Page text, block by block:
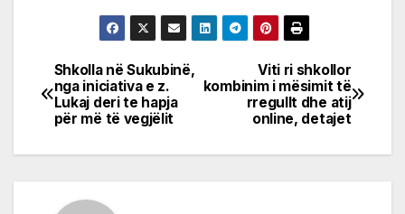
Post
navigation
Viti ri shkollor
kombinim i mësimit të
rregullt dhe atij
online, detajet
Shkolla në Sukubinë,
nga iniciativa e z.
Lukaj deri te hapja
për më të vegjëlit